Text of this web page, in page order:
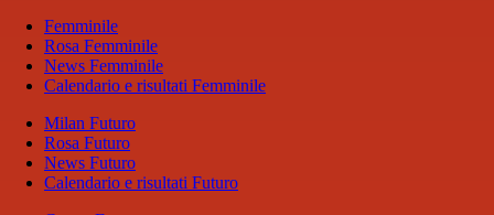
Femminile
Rosa Femminile
News Femminile
Calendario e risultati Femminile
Milan Futuro
Rosa Futuro
News Futuro
Calendario e risultati Futuro